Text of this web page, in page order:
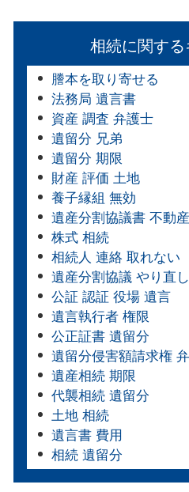
相続に関する
謄本を取り寄せる
法務局 遺言書
資産 調査 弁護士
遺留分 兄弟
遺留分 期限
財産 評価 土地
養子縁組 無効
遺産分割協議書 不動産
株式 相続
相続人 連絡 取れない
遺産分割協議 やり直し
公証 認証 役場 遺言
遺言執行者 権限
公正証書 遺留分
遺留分侵害額請求権
遺産相続 期限
代襲相続 遺留分
土地 相続
遺言書 費用
相続 遺留分